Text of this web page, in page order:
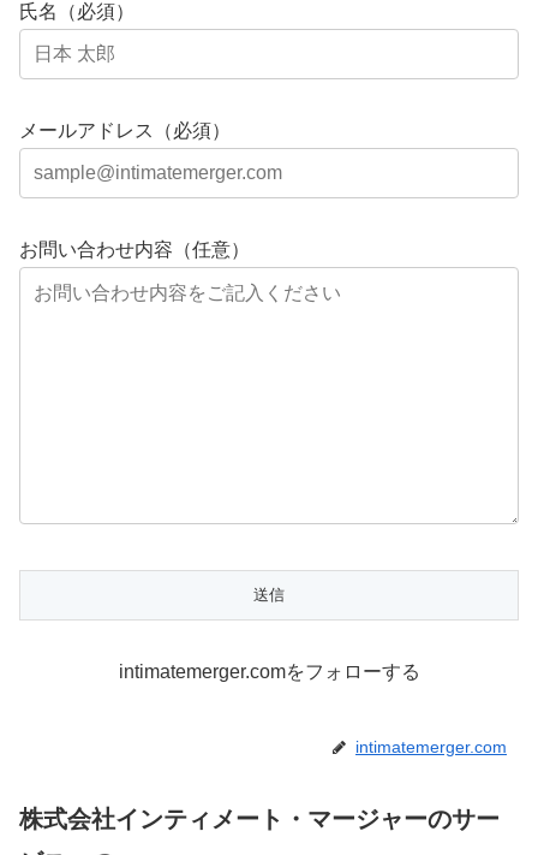
氏名（必須）
メールアドレス（必須）
お問い合わせ内容（任意）
intimatemerger.comをフォローする
intimatemerger.com
株式会社インティメート・マージャーのサー